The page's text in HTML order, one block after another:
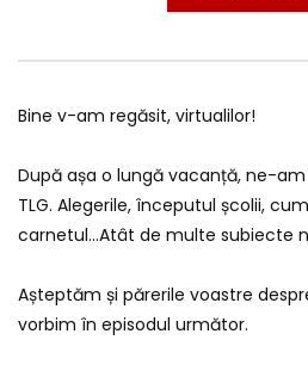
Bine v-am regăsit, virtualilor!
După așa o lungă vacanță, ne-
TLG. Alegerile, începutul școlii,
carnetul…Atât de multe subiecte
Așteptăm și părerile voastre
vorbim în episodul următor.